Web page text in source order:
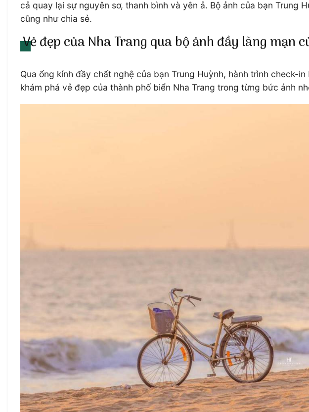
cả quay lại sự nguyên sơ, thanh bình và yên ả. Bộ ảnh của bạn Trung
cũng như chia sẻ.
Vẻ đẹp của Nha Trang qua bộ ảnh đầy lãng mạn
Qua ống kính đầy chất nghệ của bạn Trung Huỳnh, hành trình check-
khám phá vẻ đẹp của thành phố biển Nha Trang trong từng bức ảnh